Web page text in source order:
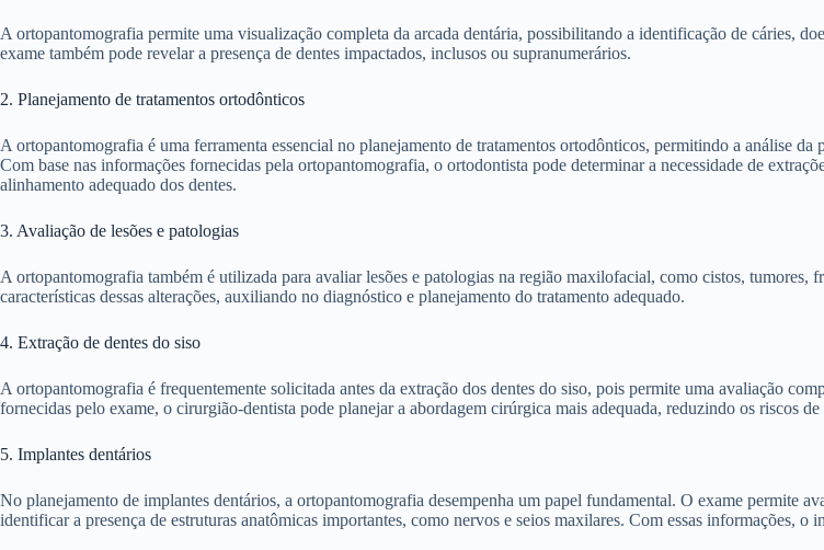
A ortopantomografia permite uma visualização completa da arcada dentária, possibilitando a identificação de cáries,
exame também pode revelar a presença de dentes impactados, inclusos ou supranumerários.
2. Planejamento de tratamentos ortodônticos
A ortopantomografia é uma ferramenta essencial no planejamento de tratamentos ortodônticos, permitindo a análise da
Com base nas informações fornecidas pela ortopantomografia, o ortodontista pode determinar a necessidade de
alinhamento adequado dos dentes.
3. Avaliação de lesões e patologias
A ortopantomografia também é utilizada para avaliar lesões e patologias na região maxilofacial, como cistos,
características dessas alterações, auxiliando no diagnóstico e planejamento do tratamento adequado.
4. Extração de dentes do siso
A ortopantomografia é frequentemente solicitada antes da extração dos dentes do siso, pois permite uma avaliação
fornecidas pelo exame, o cirurgião-dentista pode planejar a abordagem cirúrgica mais adequada, reduzindo os riscos
5. Implantes dentários
No planejamento de implantes dentários, a ortopantomografia desempenha um papel fundamental. O exame permite
identificar a presença de estruturas anatômicas importantes, como nervos e seios maxilares. Com essas informações,